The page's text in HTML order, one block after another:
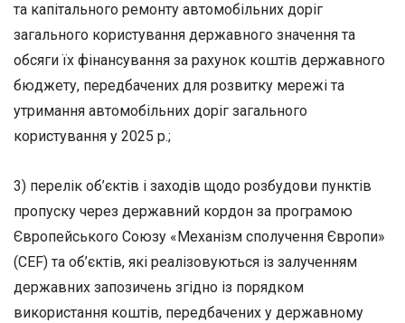
та капітального ремонту автомобільних доріг
загального користування державного значення та
обсяги їх фінансування за рахунок коштів державного
бюджету, передбачених для розвитку мережі та
утримання автомобільних доріг загального
користування у 2025 р.;
3) перелік об’єктів і заходів щодо розбудови пунктів
пропуску через державний кордон за програмою
Європейського Союзу «Механізм сполучення Європи»
(CEF) та об’єктів, які реалізовуються із залученням
державних запозичень згідно із порядком
використання коштів, передбачених у державному